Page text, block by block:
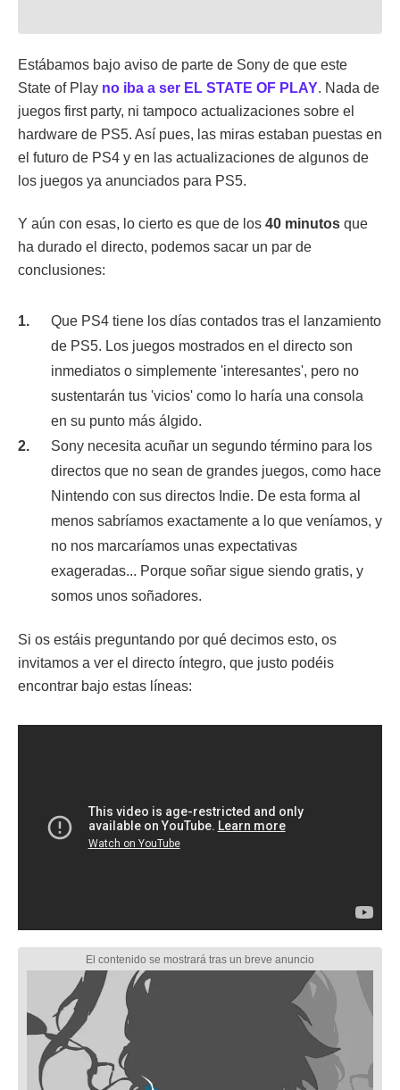
Estábamos bajo aviso de parte de Sony de que este
State of Play no iba a ser EL STATE OF PLAY. Nada de
juegos first party, ni tampoco actualizaciones sobre el
hardware de PS5. Así pues, las miras estaban puestas en
el futuro de PS4 y en las actualizaciones de algunos de
los juegos ya anunciados para PS5.
Y aún con esas, lo cierto es que de los 40 minutos que
ha durado el directo, podemos sacar un par de
conclusiones:
Que PS4 tiene los días contados tras el lanzamiento
de PS5. Los juegos mostrados en el directo son
inmediatos o simplemente 'interesantes', pero no
sustentarán tus 'vicios' como lo haría una consola
en su punto más álgido.
Sony necesita acuñar un segundo término para los
directos que no sean de grandes juegos, como hace
Nintendo con sus directos Indie. De esta forma al
menos sabríamos exactamente a lo que veníamos, y
no nos marcaríamos unas expectativas
exageradas... Porque soñar sigue siendo gratis, y
somos unos soñadores.
Si os estáis preguntando por qué decimos esto, os
invitamos a ver el directo íntegro, que justo podéis
encontrar bajo estas líneas: